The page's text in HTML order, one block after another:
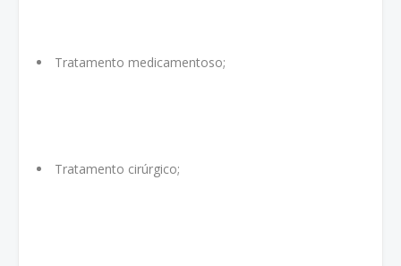
Tratamento medicamentoso;
Tratamento cirúrgico;